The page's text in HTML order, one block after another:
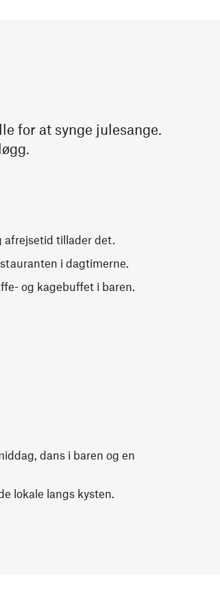
for at synge julesange.
afrejsetid tillader det.
i dagtimerne.
og kagebuffet i baren.
dans i baren og en
lokale langs kysten.